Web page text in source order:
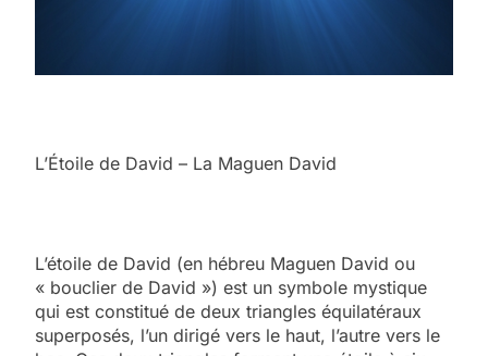
L’Étoile de David – La Maguen David
L’étoile de David (en hébreu Maguen David ou
« bouclier de David ») est un symbole mystique
qui est constitué de deux triangles équilatéraux
superposés, l’un dirigé vers le haut, l’autre vers le